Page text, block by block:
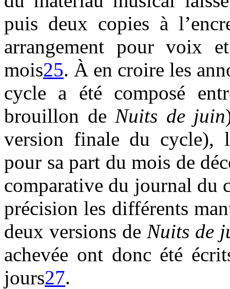
puis deux copies à
arrangement pour voix
mois25. À en croire les
cycle a été composé
brouillon deNuits de juin
version finale du cycle),
pour sa part du mois de
comparative du journal du
précision les différents
deux versions deNuits de
achevée ont donc été
jours27.